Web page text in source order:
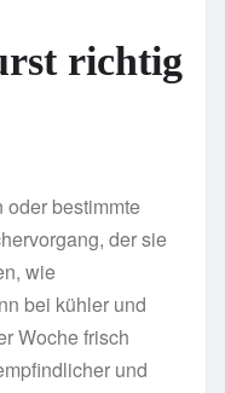
richtig
oder bestimmte
der sie
wie
bei kühler und
Woche frisch
und